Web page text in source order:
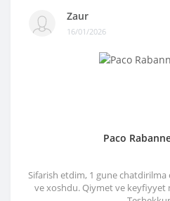
Zaur
16/01/2026
Paco
Sifarish etdim, 1 gune
ve xoshdu. Qiymet ve keyfiyyet